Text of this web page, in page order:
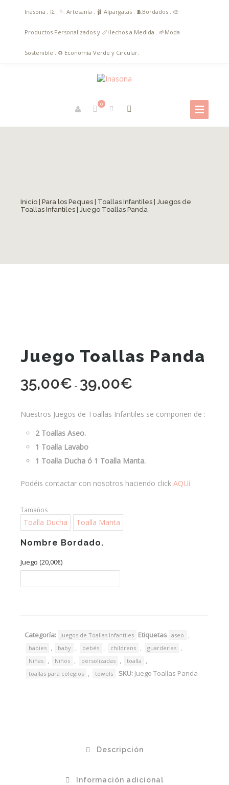
Inasona , ΙΣ . 🪡 Artesanía . 🩰 Alpargatas . 🧵Bordados . 🎨
Productos Personalizados y 📏Hechos a Medida . 🌱Moda
Sostenible . ♻️ Economía Verde y Circular.
0
Inicio Para los Peques Toallas Infantiles Juegos de
Toallas Infantiles | Juego Toallas Panda
Juego Toallas Panda
35,00€ - 39,00€
precios:
39,00€
Nuestros Juegos de Toallas Infantiles se componen de :
2 Toallas Aseo.
1 Toalla Lavabo
1 Toalla Ducha ó 1 Toalla Manta.
Podéis contactar con nosotros haciendo click AQUí
Tamaños
Toalla Ducha Toalla Manta
Nombre Bordado.
Juego (20,00€)
Categoría: Juegos de Toallas Infantiles Etiquetas aseo ,
babies , baby , bebés , childrens , guarderias ,
Niñas , Niños , persolizadas , toalla ,
toallas para colegios , towels SKU: Juego Toallas Panda
Descripción
Información adicional